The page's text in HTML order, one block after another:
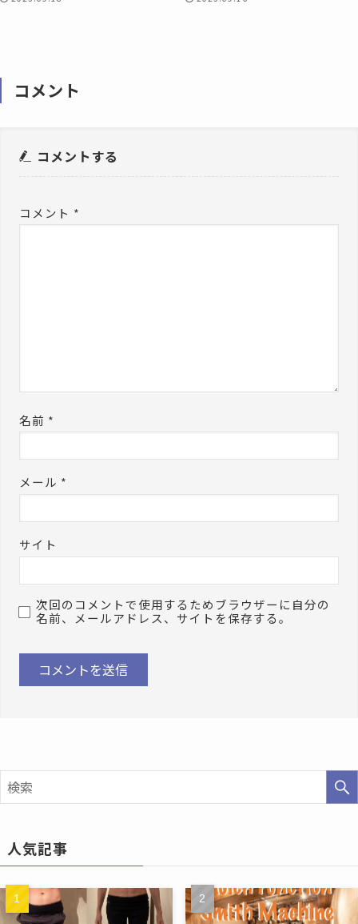
コメント
コメントする
コメント *
名前 *
メール *
サイト
次回のコメントで使用するためブラウザーに自分の
名前、メールアドレス、サイトを保存する。
人気記事